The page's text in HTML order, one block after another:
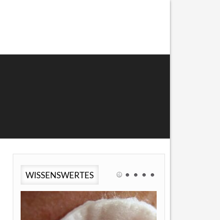
WISSENSWERTES